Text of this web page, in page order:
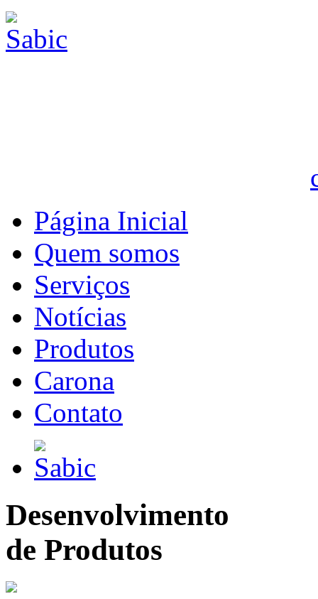
Página Inicial
Quem somos
Serviços
Notícias
Produtos
Carona
Contato
Desenvolvimento
de Produtos